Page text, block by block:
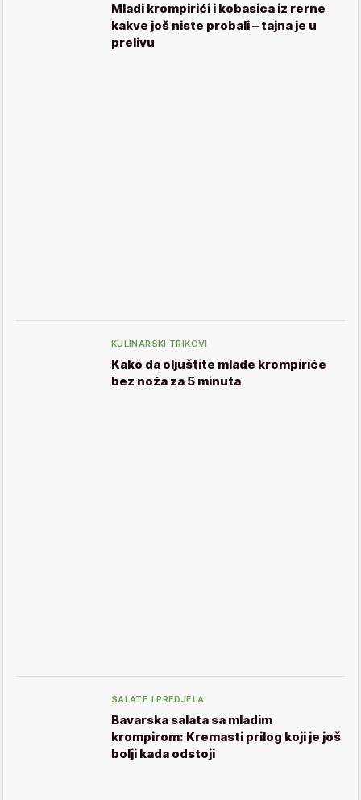
Mladi krompirići i kobasica iz rerne
kakve još niste probali – tajna je u
prelivu
KULINARSKI TRIKOVI
Kako da oljuštite mlade krompiriće
bez noža za 5 minuta
SALATE I PREDJELA
Bavarska salata sa mladim
krompirom: Kremasti prilog koji je još
bolji kada odstoji